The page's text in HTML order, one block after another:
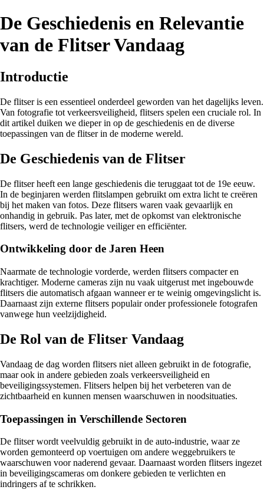
De Geschiedenis en Relevantie
van de Flitser Vandaag
Introductie
De flitser is een essentieel onderdeel geworden van het dagelijks leven.
Van fotografie tot verkeersveiligheid, flitsers spelen een cruciale rol. In
dit artikel duiken we dieper in op de geschiedenis en de diverse
toepassingen van de flitser in de moderne wereld.
De Geschiedenis van de Flitser
De flitser heeft een lange geschiedenis die teruggaat tot de 19e eeuw.
In de beginjaren werden flitslampen gebruikt om extra licht te creëren
bij het maken van fotos. Deze flitsers waren vaak gevaarlijk en
onhandig in gebruik. Pas later, met de opkomst van elektronische
flitsers, werd de technologie veiliger en efficiënter.
Ontwikkeling door de Jaren Heen
Naarmate de technologie vorderde, werden flitsers compacter en
krachtiger. Moderne cameras zijn nu vaak uitgerust met ingebouwde
flitsers die automatisch afgaan wanneer er te weinig omgevingslicht is.
Daarnaast zijn externe flitsers populair onder professionele fotografen
vanwege hun veelzijdigheid.
De Rol van de Flitser Vandaag
Vandaag de dag worden flitsers niet alleen gebruikt in de fotografie,
maar ook in andere gebieden zoals verkeersveiligheid en
beveiligingssystemen. Flitsers helpen bij het verbeteren van de
zichtbaarheid en kunnen mensen waarschuwen in noodsituaties.
Toepassingen in Verschillende Sectoren
De flitser wordt veelvuldig gebruikt in de auto-industrie, waar ze
worden gemonteerd op voertuigen om andere weggebruikers te
waarschuwen voor naderend gevaar. Daarnaast worden flitsers ingezet
in beveiligingscameras om donkere gebieden te verlichten en
indringers af te schrikken.